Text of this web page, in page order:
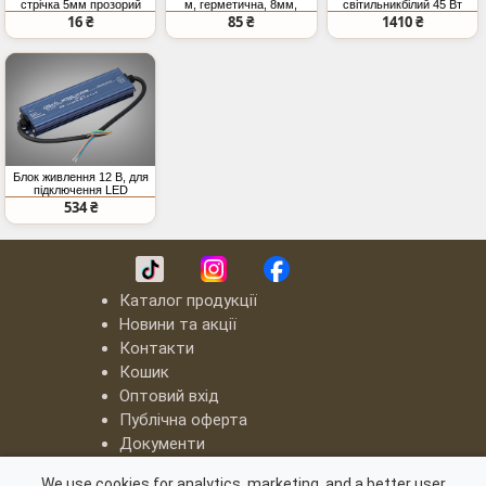
стрічка 5мм прозорий
SMD COB
16 ₴
м, герметична, 8мм,
теплий
85 ₴
світильникбілий 45 Вт
RGB Bluetooth колонка
1410 ₴
Блок живлення 12 В, для
підключення LED
стрічки, 80Вт, 6.67А
534 ₴
Каталог продукції
Новини та акції
Контакти
Кошик
Оптовий вхід
Публічна оферта
Документи